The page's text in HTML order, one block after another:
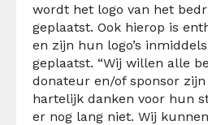
wordt het logo van het
geplaatst. Ook hierop is
en zijn hun logo’s
geplaatst. “Wij willen alle
donateur en/of sponsor
hartelijk danken voor hun
er nog lang niet. Wij